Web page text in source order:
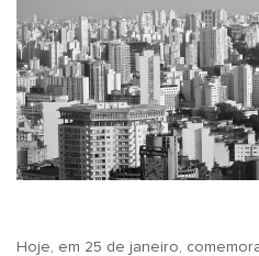
Hoje, em 25 de janeiro,